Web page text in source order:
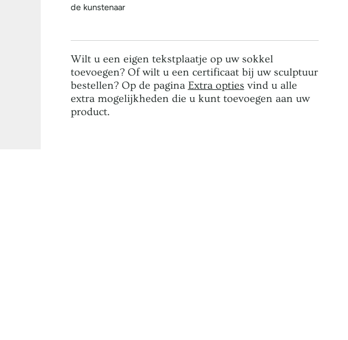
de kunstenaar
Wilt u een eigen tekstplaatje op uw sokkel
toevoegen? Of wilt u een certificaat bij uw sculptuur
bestellen? Op de pagina Extra opties vind u alle
extra mogelijkheden die u kunt toevoegen aan uw
product.